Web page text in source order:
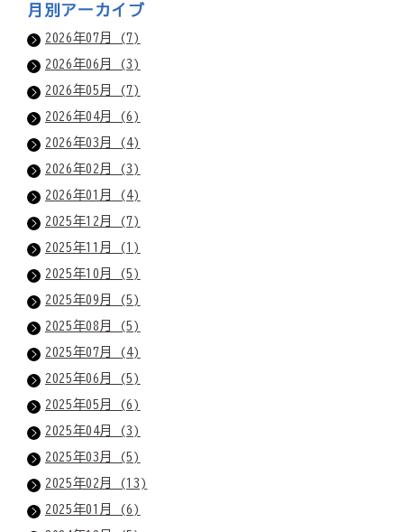
月別アーカイブ
2026年07月 (7)
2026年06月 (3)
2026年05月 (7)
2026年04月 (6)
2026年03月 (4)
2026年02月 (3)
2026年01月 (4)
2025年12月 (7)
2025年11月 (1)
2025年10月 (5)
2025年09月 (5)
2025年08月 (5)
2025年07月 (4)
2025年06月 (5)
2025年05月 (6)
2025年04月 (3)
2025年03月 (5)
2025年02月 (13)
2025年01月 (6)